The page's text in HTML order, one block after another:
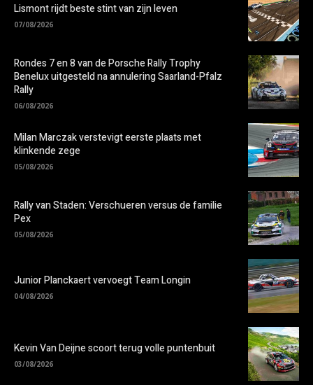
Lismont rijdt beste stint van zijn leven
07/08/2026
Rondes 7 en 8 van de Porsche Rally Trophy
Benelux uitgesteld na annulering Saarland-Pfalz
Rally
06/08/2026
Milan Marczak verstevigt eerste plaats met
klinkende zege
05/08/2026
Rally van Staden: Verschueren versus de familie
Pex
05/08/2026
Junior Planckaert vervoegt Team Longin
04/08/2026
Kevin Van Deijne scoort terug volle puntenbuit
03/08/2026